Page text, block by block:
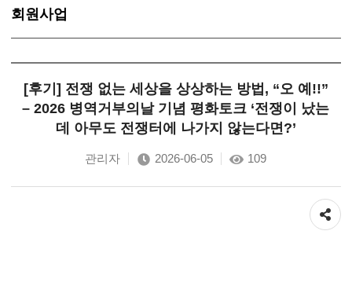
회원사업
[후기] 전쟁 없는 세상을 상상하는 방법, “오 예!!”
– 2026 병역거부의날 기념 평화토크 ‘전쟁이 났는
데 아무도 전쟁터에 나가지 않는다면?’
관리자 2026-06-05 109
공유하기